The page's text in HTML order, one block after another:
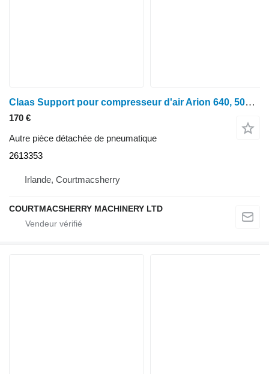
Claas Support pour compresseur d'air Arion 640, 500, 600 : 0026133530, 00215815
170 €
Autre pièce détachée de pneumatique
2613353
Irlande, Courtmacsherry
COURTMACSHERRY MACHINERY LTD